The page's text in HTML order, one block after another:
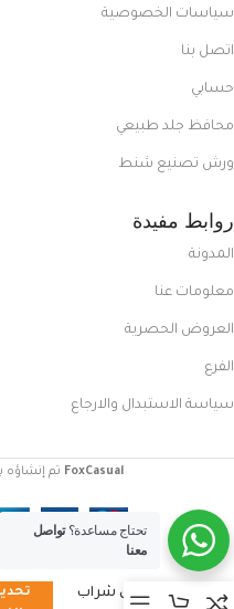
سياسات الخصوصية
اتصل بنا
حسابي
محافظ جلد طبيعي
ورش تصنيع شنط
روابط مفيدة
المدونة
معلومات عنا
العروض الحصرية
الفرع
سياسة الاستبدال والارجاع
FoxCasual تم
كوتش شراب
تحتاج مساعدة؟تواصل
معنا